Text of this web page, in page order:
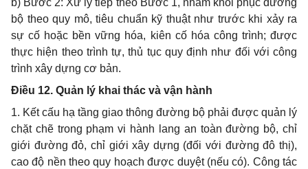
b) Bước 2: Xử lý tiếp theo Bước 1, nhằm khôi phục đường
bộ theo quy mô, tiêu chuẩn kỹ thuật như trước khi xảy ra
sự cố hoặc bền vững hóa, kiên cố hóa công trình; được
thực hiện theo trình tự, thủ tục quy định như đối với công
trình xây dựng cơ bản.
Điều 12. Quản lý khai thác và vận hành
1. Kết cấu hạ tầng giao thông đường bộ phải được quản lý
chặt chẽ trong phạm vi hành lang an toàn đường bộ, chỉ
giới đường đỏ, chỉ giới xây dựng (đối với đường đô thị),
cao độ nền theo quy hoạch được duyệt (nếu có). Công tác